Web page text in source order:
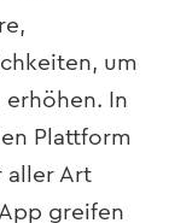
um
erhöhen. In
Plattform
aller Art
greifen